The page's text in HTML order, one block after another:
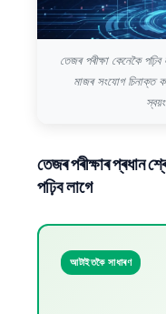
তেজৰ পৰীক্ষা কেনেকৈ পঢ়িব
মাজৰ সংযোগ চিনাক্ত
তেজৰ পৰীক্ষাৰ প্ৰধান
পঢ়িব লাগে
আটাইতকৈ সাধাৰণ